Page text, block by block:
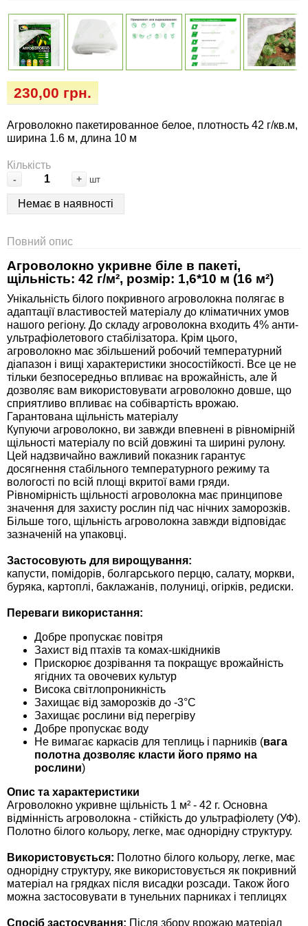
230,00 грн.
Агроволокно пакетированное белое, плотность 42 г/кв.м,
ширина 1.6 м, длина 10 м
Кількість
- + шт
Немає в наявності
Повний опис
Агроволокно укривне біле в пакеті,
щільність: 42 г/м², розмір: 1,6*10 м (16 м²)
Унікальність білого покривного агроволокна полягає в
адаптації властивостей матеріалу до кліматичних умов
нашого регіону. До складу агроволокна входить 4% анти-
ультрафіолетового стабілізатора. Крім цього,
агроволокно має збільшений робочий температурний
діапазон і вищі характеристики зносостійкості. Все це не
тільки безпосередньо впливає на врожайність, але й
дозволяє вам використовувати агроволокно довше, що
сприятливо впливає на собівартість врожаю.
Гарантована щільність матеріалу
Купуючи агроволокно, ви завжди впевнені в рівномірній
щільності матеріалу по всій довжині та ширині рулону.
Цей надзвичайно важливий показник гарантує
досягнення стабільного температурного режиму та
вологості по всій площі вкритої вами гряди.
Рівномірність щільності агроволокна має принципове
значення для захисту рослин під час нічних заморозків.
Більше того, щільність агроволокна завжди відповідає
зазначеній на упаковці.
Застосовують для вирощування:
капусти, помідорів, болгарського перцю, салату, моркви,
буряка, картоплі, баклажанів, полуниці, огірків, редиски.
Переваги використання:
Добре пропускає повітря
Захист від птахів та комах-шкідників
Прискорює дозрівання та покращує врожайність
ягідних та овочевих культур
Висока світлопроникність
Захищає від заморозків до -3°С
Захищає рослини від перегріву
Добре пропускає воду
Не вимагає каркасів для теплиць і парників (вага
полотна дозволяє класти його прямо на
рослини)
Опис та характеристики
Агроволокно укривне щільність 1 м² - 42 г. Основна
відмінність агроволокна - стійкість до ультрафіолету (УФ).
Полотно білого кольору, легке, має однорідну структуру.
Використовується: Полотно білого кольору, легке, має
однорідну структуру, яке використовується як покривний
матеріал на грядках після висадки розсади. Також його
можна застосовувати в тунельних парниках і теплицях
Спосіб застосування: Після збору врожаю матеріал
Семена перца
Семена петрушки
Семена пряных трав
Семена редиса
Семена редьки
Семена салата
Семена свеклы
Семена сельдерея
Семена сидератов
Семена табака
Семена томатов
Семена газонной травы
Семена тыквы, патиссона
Семена укропа
Семена фасоли
Семена цветов
Семена щавеля
Элитные семена в банках
Удобрения «Сударушка», «Рязаночка»
Удобрения «Чистый лист» кристаллические
100 г
Удобрения «Чистый лист» кристаллические
Опрыскиватели
Горшки для цветов, кашпо
Перчатки
Тенты
Средства защиты от колорадского жука
Средства защиты от тараканов, прусаков,
Средства защиты от комаров, москитов,
клещей, ос, мошек, слепней
Средства защиты от мух
Средства защиты от моли
Средства защиты от капустницы
Средства защиты от кротов
Средства защиты от грызунов
Препараты для септиков, выгребных ям и
дачных туалетов, биодеструкторы
Хозяйственные товары
Средства защиты растений
Лидеры продаж
Купить семена - хиты продаж
Архив